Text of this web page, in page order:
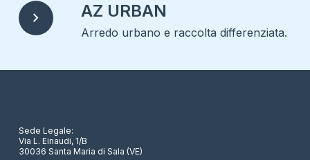
chevron_right AZ URBAN
Arredo urbano e raccolta differenziata.
Sede Legale:
Via L. Einaudi, 1/B
30036 Santa Maria di Sala (VE)